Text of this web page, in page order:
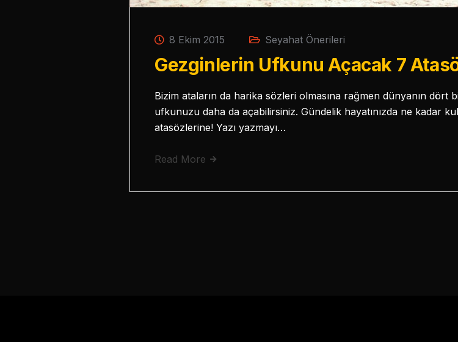
8 Ekim 2015 Seyahat Önerileri
Gezginlerin Ufkunu Açacak 7
Bizim ataların da harika sözleri olmasına rağmen dünyanın dört
ufkunuzu daha da açabilirsiniz. Gündelik hayatınızda ne kadar
atasözlerine! Yazı yazmayı…
Read More